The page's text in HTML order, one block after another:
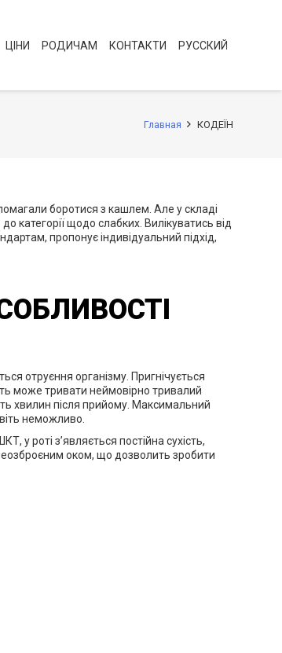
ЦІНИ РОДИЧАМ КОНТАКТИ РУССКИЙ
Главная КОДЕЇН
боротися з кашлем. Але у складі
категорії щодо слабких. Вилікуватись від
пропонує індивідуальний підхід,
отруєння організму. Пригнічується
може тривати неймовірно тривалий
хвилин після прийому. Максимальний
неможливо.
у роті з’являється постійна сухість,
оком, що дозволить зробити